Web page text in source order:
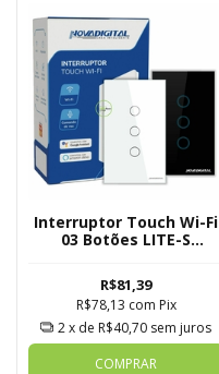
Interruptor Touch Wi-Fi
03 Botões LITE-S
R$81,39
R$78,13 com Pix
2x de R$40,70 sem juros
COMPRAR